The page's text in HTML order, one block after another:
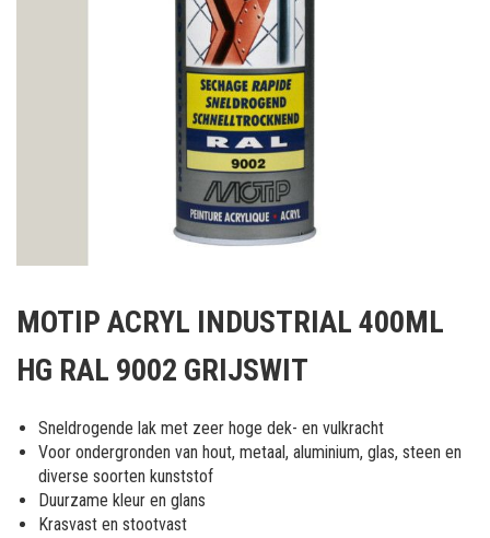
het
van
afbeeldingen-
gallerij
MOTIP ACRYL INDUSTRIAL 400ML
HG RAL 9002 GRIJSWIT
Sneldrogende lak met zeer hoge dek- en vulkracht
Voor ondergronden van hout, metaal, aluminium, glas, steen en
diverse soorten kunststof
Duurzame kleur en glans
Krasvast en stootvast